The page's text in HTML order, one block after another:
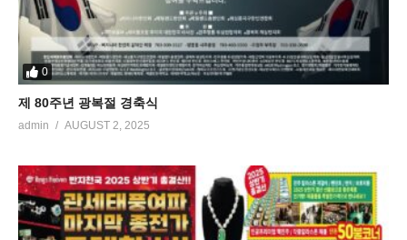
0
제 80주년 광복절 경축식
admin AUGUST 2, 2025